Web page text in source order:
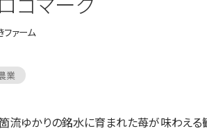
ファーム
業
流ゆかりの銘水に育まれた苺が味わえ